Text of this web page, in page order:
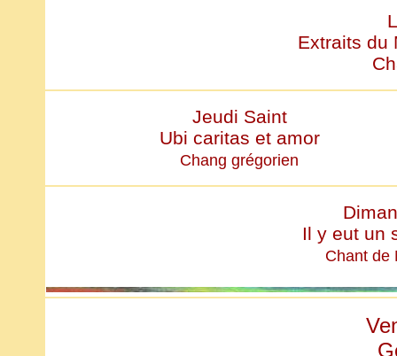
Extraits du
Jeudi Saint
Ubi caritas et amor
Chang grégorien
Il y eut un
Chant de